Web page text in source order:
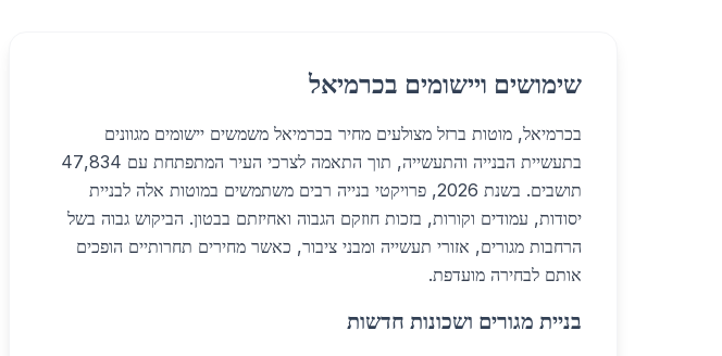
שימושים ויישומים בכרמיאל
בכרמיאל, מוטות ברזל מצולעים מחיר בכרמיאל משמשים יישומים מגוונים
בתעשיית הבנייה והתעשייה, תוך התאמה לצרכי העיר המתפתחת עם 47,834
תושבים. בשנת 2026, פרויקטי בנייה רבים משתמשים במוטות אלה לבניית
יסודות, עמודים וקורות, בזכות חוזקם הגבוה ואחיזתם בבטון. הביקוש גבוה בשל
הרחבות מגורים, אזורי תעשייה ומבני ציבור, כאשר מחירים תחרותיים הופכים
אותם לבחירה מועדפת.
בניית מגורים ושכונות חדשות